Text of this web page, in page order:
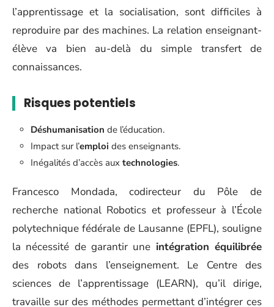
l’apprentissage et la socialisation, sont difficiles à
reproduire par des machines. La relation enseignant-
élève va bien au-delà du simple transfert de
connaissances.
Risques potentiels
Déshumanisation de l’éducation.
Impact sur l’emploi des enseignants.
Inégalités d’accès aux technologies.
Francesco Mondada, codirecteur du Pôle de
recherche national Robotics et professeur à l’École
polytechnique fédérale de Lausanne (EPFL), souligne
la nécessité de garantir une intégration équilibrée
des robots dans l’enseignement. Le Centre des
sciences de l’apprentissage (LEARN), qu’il dirige,
travaille sur des méthodes permettant d’intégrer ces